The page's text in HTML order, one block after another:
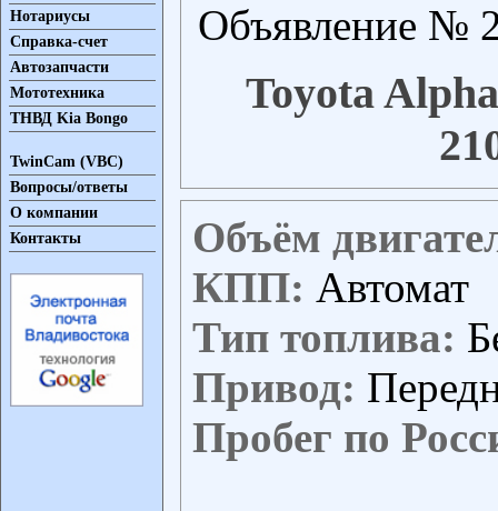
Нотариусы
Справка-счет
Автозапчасти
Мототехника
ТНВД Kia Bongo
TwinCam (VBC)
Вопросы/ответы
О компании
Контакты
Объявление №
Toyota
Объём
КПП: Автомат
Тип топлива:
Привод:
Пробег по